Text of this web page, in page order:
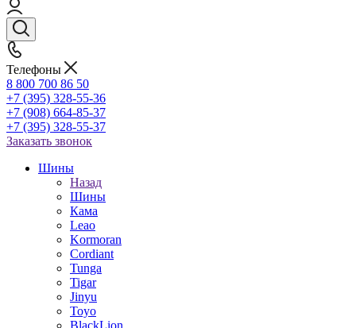
Телефоны
8 800 700 86 50
+7 (395) 328-55-36
+7 (908) 664-85-37
+7 (395) 328-55-37
Заказать звонок
Шины
Назад
Шины
Кама
Leao
Kormoran
Cordiant
Tunga
Tigar
Jinyu
Toyo
BlackLion